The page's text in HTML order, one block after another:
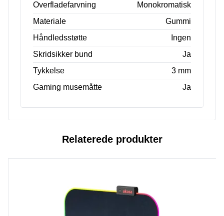
Overfladefarvning
Monokromatisk
Materiale
Gummi
Håndledsstøtte
Ingen
Skridsikker bund
Ja
Tykkelse
3 mm
Gaming musemåtte
Ja
Relaterede produkter